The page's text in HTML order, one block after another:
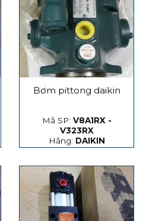
Bơm pittong daikin
Mã SP: V8A1RX -
V323RX
Hãng: DAIKIN